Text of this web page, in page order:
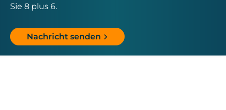
Sie 8 plus 6.
Nachricht senden